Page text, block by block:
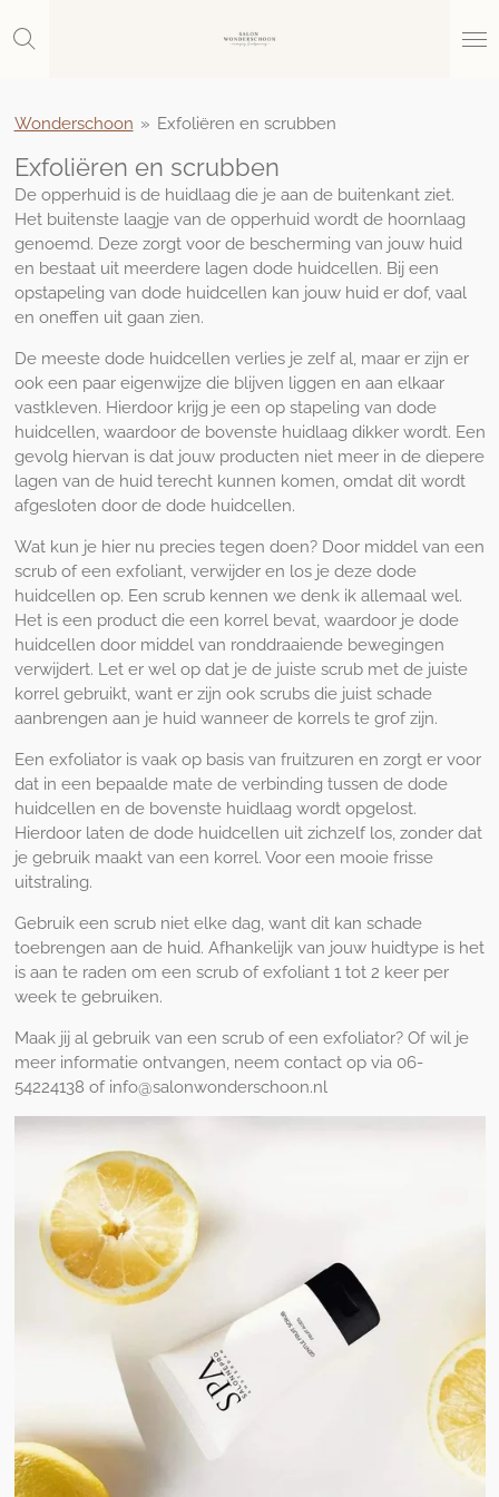
direct
hoofdinhoud
Wonderschoon » Exfoliëren en scrubben
Exfoliëren en scrubben
De opperhuid is de huidlaag die je aan de buitenkant ziet.
Het buitenste laagje van de opperhuid wordt de hoornlaag
genoemd. Deze zorgt voor de bescherming van jouw huid
en bestaat uit meerdere lagen dode huidcellen. Bij een
opstapeling van dode huidcellen kan jouw huid er dof, vaal
en oneffen uit gaan zien.
De meeste dode huidcellen verlies je zelf al, maar er zijn er
ook een paar eigenwijze die blijven liggen en aan elkaar
vastkleven. Hierdoor krijg je een op stapeling van dode
huidcellen, waardoor de bovenste huidlaag dikker wordt. Een
gevolg hiervan is dat jouw producten niet meer in de diepere
lagen van de huid terecht kunnen komen, omdat dit wordt
afgesloten door de dode huidcellen.
Wat kun je hier nu precies tegen doen? Door middel van een
scrub of een exfoliant, verwijder en los je deze dode
huidcellen op. Een scrub kennen we denk ik allemaal wel.
Het is een product die een korrel bevat, waardoor je dode
huidcellen door middel van ronddraaiende bewegingen
verwijdert. Let er wel op dat je de juiste scrub met de juiste
korrel gebruikt, want er zijn ook scrubs die juist schade
aanbrengen aan je huid wanneer de korrels te grof zijn.
Een exfoliator is vaak op basis van fruitzuren en zorgt er voor
dat in een bepaalde mate de verbinding tussen de dode
huidcellen en de bovenste huidlaag wordt opgelost.
Hierdoor laten de dode huidcellen uit zichzelf los, zonder dat
je gebruik maakt van een korrel. Voor een mooie frisse
uitstraling.
Gebruik een scrub niet elke dag, want dit kan schade
toebrengen aan de huid. Afhankelijk van jouw huidtype is het
is aan te raden om een scrub of exfoliant 1 tot 2 keer per
week te gebruiken.
Maak jij al gebruik van een scrub of een exfoliator? Of wil je
meer informatie ontvangen, neem contact op via 06-
54224138 of info@salonwonderschoon.nl